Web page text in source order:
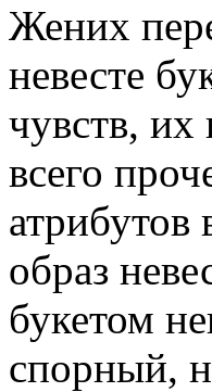
Жених
невесте
чувств,
всего
атрибутов
образ
букетом
спорный,